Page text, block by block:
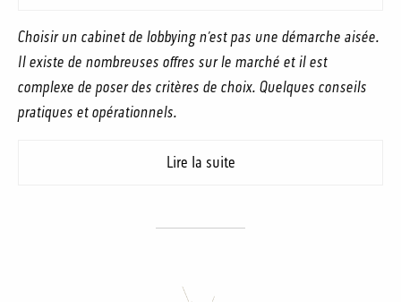
Choisir un cabinet de lobbying n’est pas une démarche aisée.
Il existe de nombreuses offres sur le marché et il est
complexe de poser des critères de choix. Quelques conseils
pratiques et opérationnels.
Lire la suite